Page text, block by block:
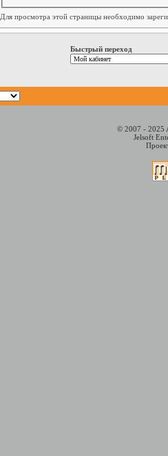
Для просмотра этой страницы необходимо
Быстрый переход
© 2007 - 2025
Jelsoft